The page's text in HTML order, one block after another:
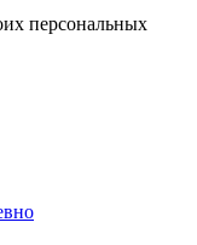
персональных